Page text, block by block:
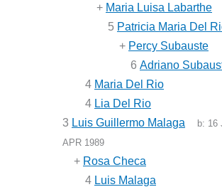
+ Maria Luisa Labarthe
5 Patricia Maria Del
+ Percy Subauste
6 Adriano
4 Maria Del Rio
4 Lia Del Rio
3 Luis Guillermo Malaga b: 16
APR 1989
+ Rosa Checa
4 Luis Malaga